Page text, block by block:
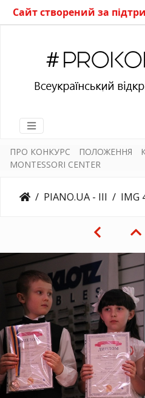
Сайт створений за
ПРО КОНКУРС ПОЛОЖЕННЯ
MONTESSORI CENTER
PIANO.UA - III IMG